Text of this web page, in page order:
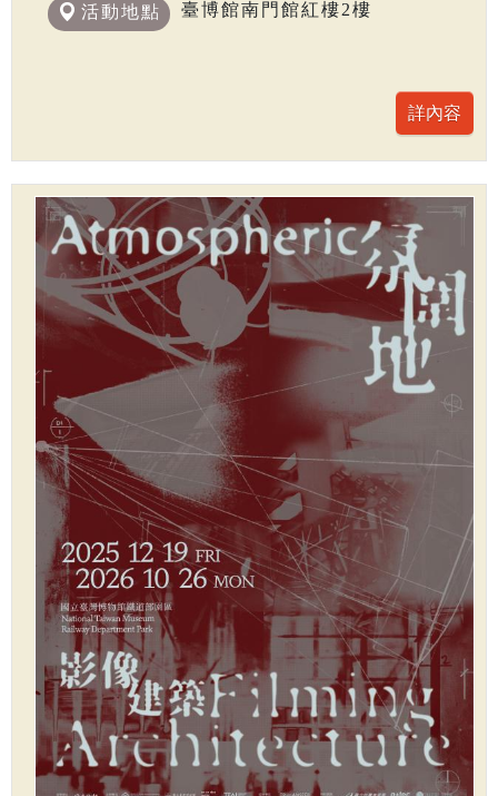
活動地點 臺博館南門館紅樓2樓